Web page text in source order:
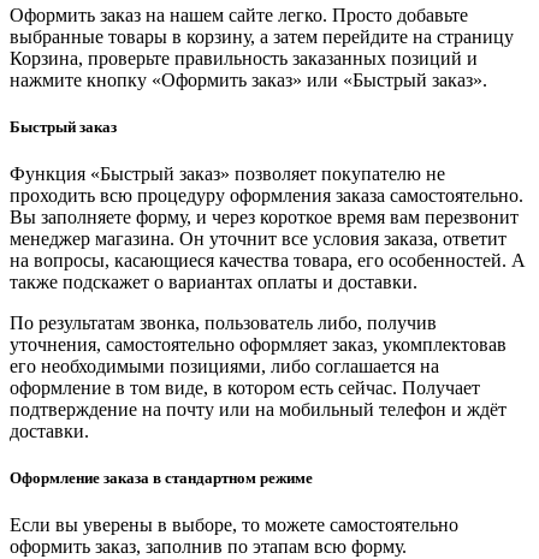
Оформить заказ на нашем сайте легко. Просто добавьте
выбранные товары в корзину, а затем перейдите на страницу
Корзина, проверьте правильность заказанных позиций и
нажмите кнопку «Оформить заказ» или «Быстрый заказ».
Быстрый заказ
Функция «Быстрый заказ» позволяет покупателю не
проходить всю процедуру оформления заказа самостоятельно.
Вы заполняете форму, и через короткое время вам перезвонит
менеджер магазина. Он уточнит все условия заказа, ответит
на вопросы, касающиеся качества товара, его особенностей. А
также подскажет о вариантах оплаты и доставки.
По результатам звонка, пользователь либо, получив
уточнения, самостоятельно оформляет заказ, укомплектовав
его необходимыми позициями, либо соглашается на
оформление в том виде, в котором есть сейчас. Получает
подтверждение на почту или на мобильный телефон и ждёт
доставки.
Оформление заказа в стандартном режиме
Если вы уверены в выборе, то можете самостоятельно
оформить заказ, заполнив по этапам всю форму.